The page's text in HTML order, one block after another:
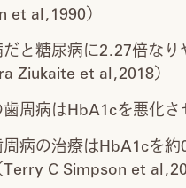
et al,1990）
と糖尿病に2.27倍なり
Ziukaite et al,2018）
周病はHbA1cを悪化さ
周病の治療はHbA1cを約
Terry C Simpson et